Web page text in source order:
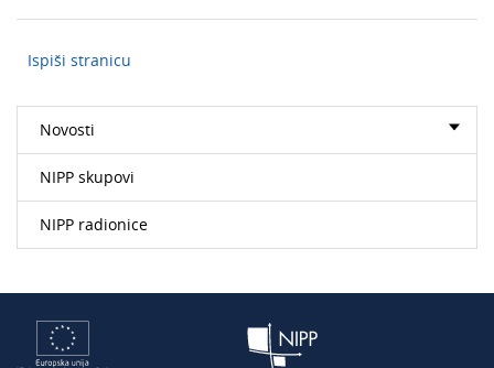
Ispiši stranicu
Novosti
NIPP skupovi
NIPP radionice